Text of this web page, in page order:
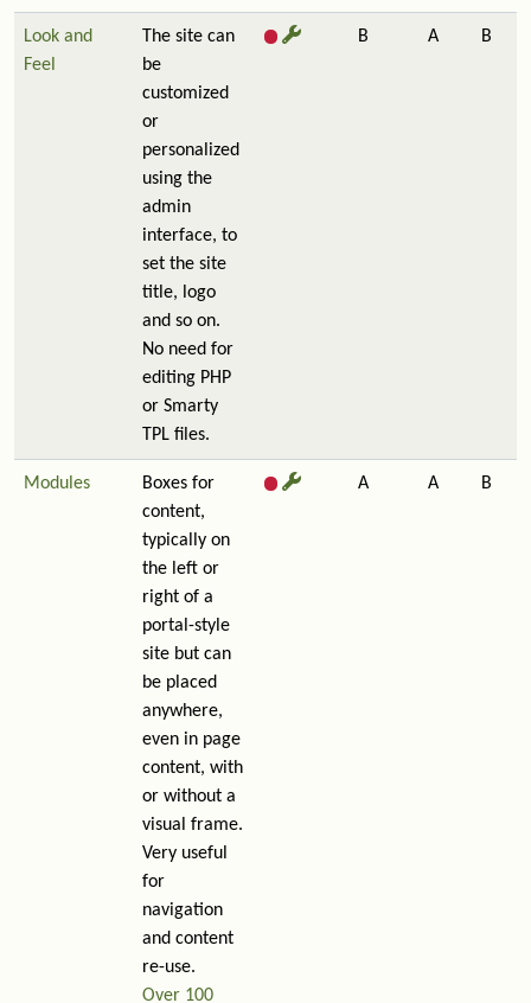
Look and
Feel
The site can
be
customized
or
personalized
using the
admin
interface, to
set the site
title, logo
and so on.
No need for
editing PHP
or Smarty
TPL files.
B A B
Modules
Boxes for
content,
typically on
the left or
right of a
portal-style
site but can
be placed
anywhere,
even in page
content, with
or without a
visual frame.
Very useful
for
navigation
and content
re-use.
Over 100
A A B